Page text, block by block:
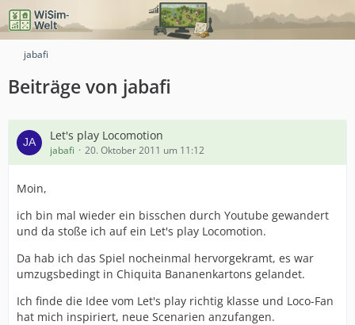
jabafi
Beiträge von jabafi
Let's play Locomotion
jabafi 20. Oktober 2011 um 11:12
Moin,
ich bin mal wieder ein bisschen durch Youtube gewandert
und da stoße ich auf ein Let's play Locomotion.
Da hab ich das Spiel nocheinmal hervorgekramt, es war
umzugsbedingt in Chiquita Bananenkartons gelandet.
Ich finde die Idee vom Let's play richtig klasse und Loco-Fan
hat mich inspiriert, neue Scenarien anzufangen.